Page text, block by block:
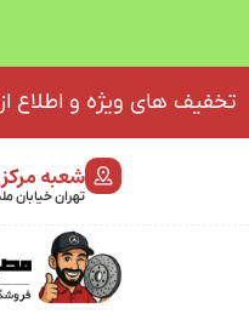
تخفیف های ویژه و اطلاع
شعبه
تهران خیابان ملت ،